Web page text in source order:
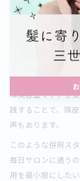
え、数日はお湯で
というアドバイス
また、頭皮の悩み
ヘッドスパと自宅
や改善を目指す事
は美容室でケアを
践することで、頭
声もあります。
このような併用ス
毎日サロンに通う
用を最小限にした